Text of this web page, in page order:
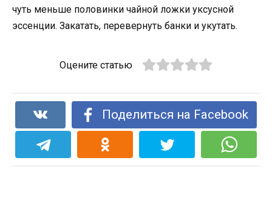
чуть меньше половинки чайной ложки уксусной
эссенции. Закатать, перевернуть банки и укутать.
Оцените статью
Поделиться на Facebook